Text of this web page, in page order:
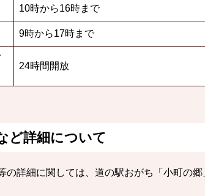
10時から16時まで
9時から17時まで
24時間開放
ど詳細について
の詳細に関しては、道の駅おがち「小町の